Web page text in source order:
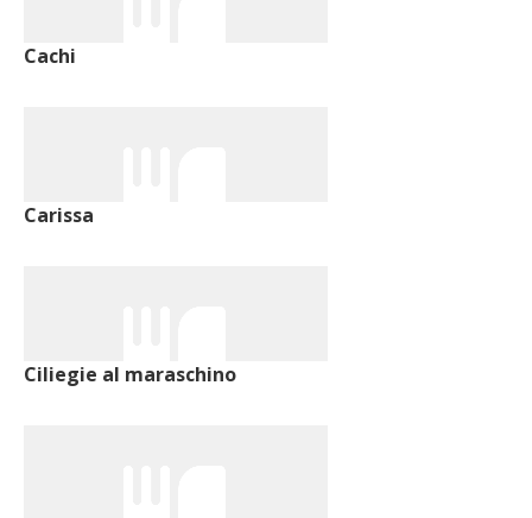
Cachi
Carissa
Ciliegie al maraschino